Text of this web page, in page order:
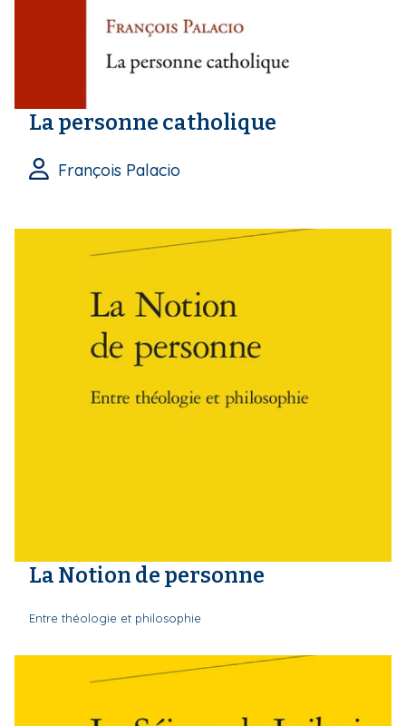
La personne catholique
François Palacio
La Notion de personne
Entre théologie et philosophie